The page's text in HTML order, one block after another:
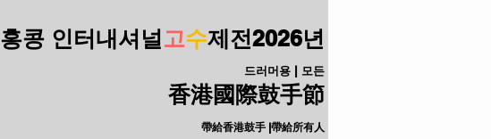
홍콩 인터내셔널고수제전2026년
드러머용 | 모든
香港國際鼓手節
帶給香港鼓手 |帶給所有人